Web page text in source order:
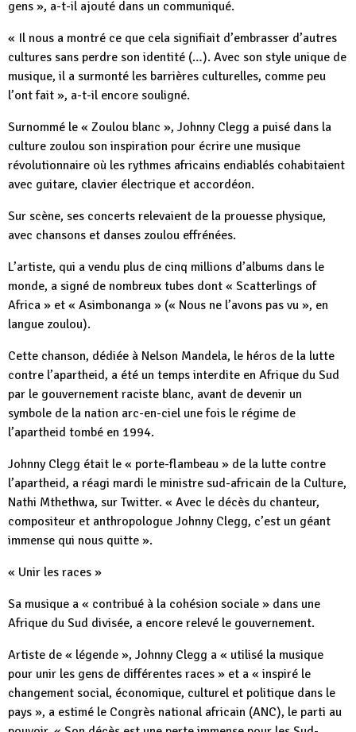
gens », a-t-il ajouté dans un communiqué.
« Il nous a montré ce que cela signifiait d’embrasser d’autres
cultures sans perdre son identité (…). Avec son style unique de
musique, il a surmonté les barrières culturelles, comme peu
l’ont fait », a-t-il encore souligné.
Surnommé le « Zoulou blanc », Johnny Clegg a puisé dans la
culture zoulou son inspiration pour écrire une musique
révolutionnaire où les rythmes africains endiablés cohabitaient
avec guitare, clavier électrique et accordéon.
Sur scène, ses concerts relevaient de la prouesse physique,
avec chansons et danses zoulou effrénées.
L’artiste, qui a vendu plus de cinq millions d’albums dans le
monde, a signé de nombreux tubes dont « Scatterlings of
Africa » et « Asimbonanga » (« Nous ne l’avons pas vu », en
langue zoulou).
Cette chanson, dédiée à Nelson Mandela, le héros de la lutte
contre l’apartheid, a été un temps interdite en Afrique du Sud
par le gouvernement raciste blanc, avant de devenir un
symbole de la nation arc-en-ciel une fois le régime de
l’apartheid tombé en 1994.
Johnny Clegg était le « porte-flambeau » de la lutte contre
l’apartheid, a réagi mardi le ministre sud-africain de la Culture,
Nathi Mthethwa, sur Twitter. « Avec le décès du chanteur,
compositeur et anthropologue Johnny Clegg, c’est un géant
immense qui nous quitte ».
« Unir les races »
Sa musique a « contribué à la cohésion sociale » dans une
Afrique du Sud divisée, a encore relevé le gouvernement.
Artiste de « légende », Johnny Clegg a « utilisé la musique
pour unir les gens de différentes races » et a « inspiré le
changement social, économique, culturel et politique dans le
pays », a estimé le Congrès national africain (ANC), le parti au